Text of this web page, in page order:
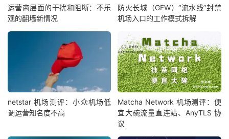
运营商层面的干扰和阻断：不乐
观的翻墙新情况
防火长城（GFW）“流水线”封禁
机场入口的工作模式拆解
netstar 机场测评：小众机场低
调运营知名度不高
Matcha Network 机场测评：便
宜大碗流量直连站、AnyTLS 协
议